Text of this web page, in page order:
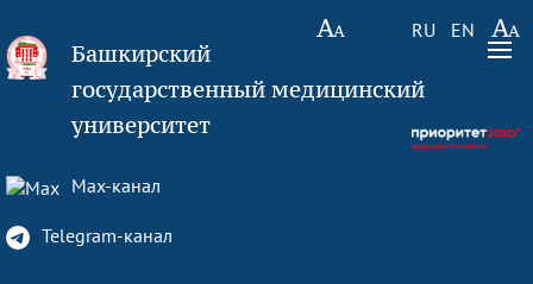
RU EN
Башкирский
государственный медицинский
университет
Max-канал
Telegram-канал